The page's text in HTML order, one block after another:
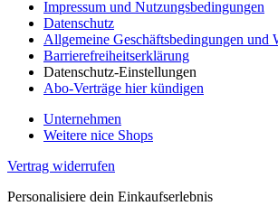
Impressum und Nutzungsbedingungen
Datenschutz
Allgemeine Geschäftsbedingungen und
Barrierefreiheitserklärung
Datenschutz-Einstellungen
Abo-Verträge hier kündigen
Unternehmen
Weitere nice Shops
Vertrag widerrufen
Personalisiere dein Einkaufserlebnis